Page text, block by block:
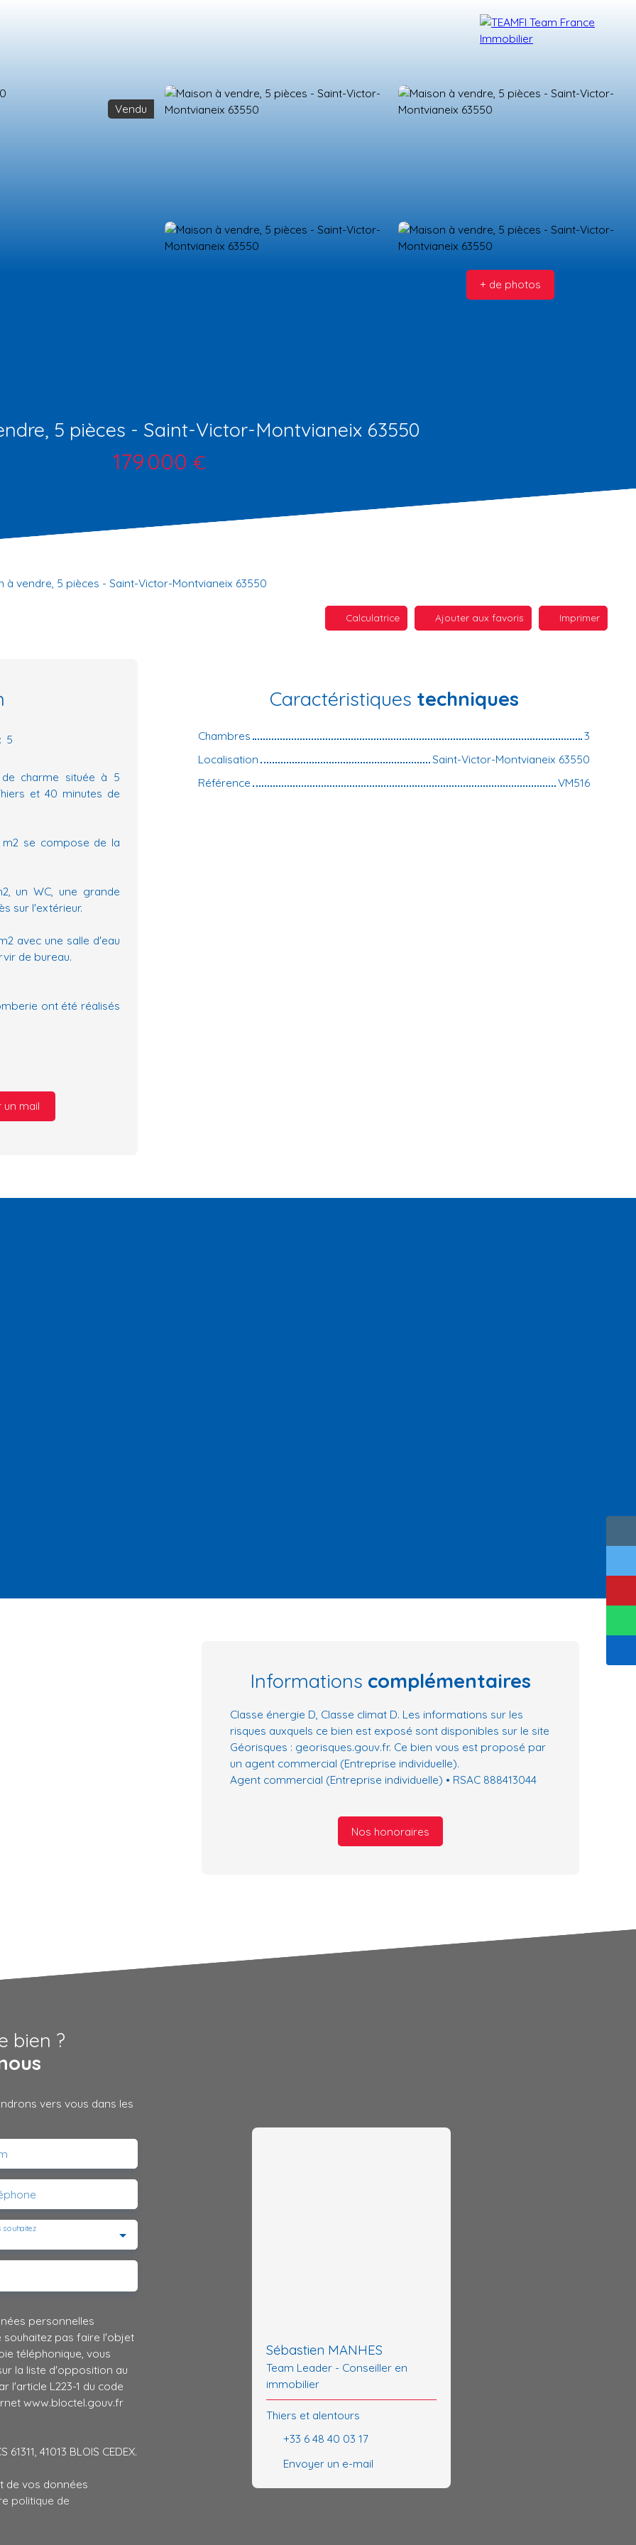
VENDRE LA TEAM RECRUTEMENT TÉMOIGNAGES NOS FORMATIONS BLOG CONTACT
Vendu
+ de photos
5 pièces - Saint-Victor-Montvianeix 63550
179 000 €
à vendre, 5 pièces - Saint-Victor-Montvianeix 63550
Calculatrice Ajouter aux favoris Imprimer
5
charme située à 5
et 40 minutes de
se compose de la
un WC, une grande
sur l'extérieur.
avec une salle d'eau
de bureau.
ont été réalisés
un mail
Caractéristiques techniques
Chambres
3
Localisation
Saint-Victor-Montvianeix 63550
Référence
VM516
Informations complémentaires
Classe énergie D, Classe climat D. Les informations sur les
risques auxquels ce bien est exposé sont disponibles sur le site
Géorisques : georisques.gouv.fr. Ce bien vous est proposé par
un agent commercial (Entreprise individuelle).
Agent commercial (Entreprise individuelle) • RSAC 888413044
Nos honoraires
bien ?
vers vous dans les
souhaitez
personnelles
souhaitez pas faire l'objet
téléphonique, vous
la liste d'opposition au
l'article L223-1 du code
www.bloctel.gouv.fr
41013 BLOIS CEDEX.
de vos données
politique de
Sébastien MANHES
Team Leader - Conseiller en
immobilier
Thiers et alentours
+33 6 48 40 03 17
Envoyer un e-mail